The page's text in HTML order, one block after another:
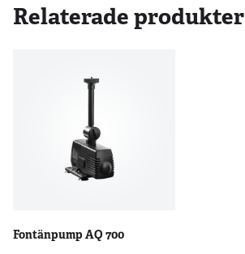
Relaterade produkter
Fontänpump AQ 700